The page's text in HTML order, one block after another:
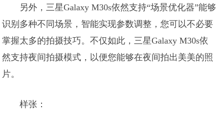
另外，三星Galaxy M30s依然支持“场景优化器”能够
识别多种不同场景，智能实现参数调整，您可以不必要
掌握太多的拍摄技巧。不仅如此，三星Galaxy M30s依
然支持夜间拍摄模式，以便您能够在夜间拍出美美的照
片。
样张：